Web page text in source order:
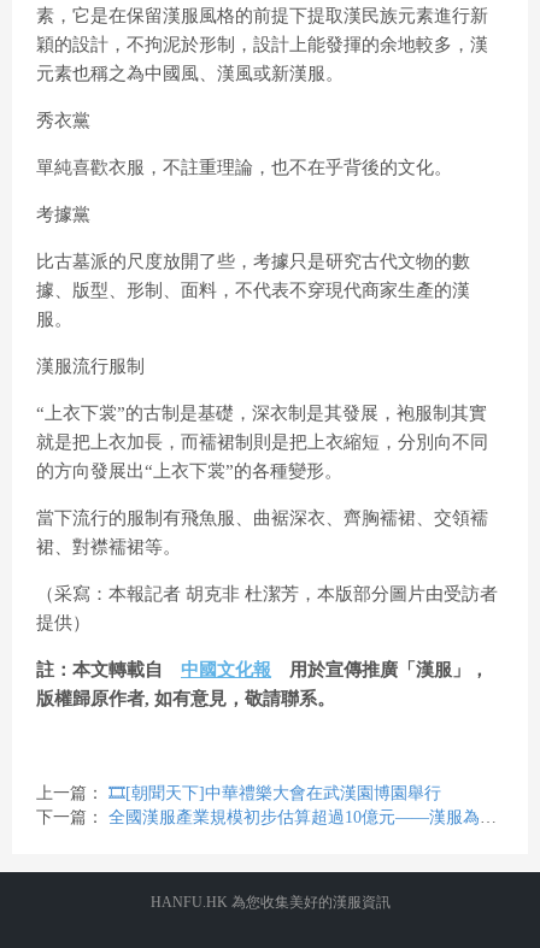
素，它是在保留漢服風格的前提下提取漢民族元素進行新
穎的設計，不拘泥於形制，設計上能發揮的余地較多，漢
元素也稱之為中國風、漢風或新漢服。
秀衣黨
單純喜歡衣服，不註重理論，也不在乎背後的文化。
考據黨
比古墓派的尺度放開了些，考據只是研究古代文物的數
據、版型、形制、面料，不代表不穿現代商家生產的漢
服。
漢服流行服制
“上衣下裳”的古制是基礎，深衣制是其發展，袍服制其實
就是把上衣加長，而襦裙制則是把上衣縮短，分別向不同
的方向發展出“上衣下裳”的各種變形。
當下流行的服制有飛魚服、曲裾深衣、齊胸襦裙、交領襦
裙、對襟襦裙等。
（采寫：本報記者 胡克非 杜潔芳，本版部分圖片由受訪者
提供）
註：本文轉載自 中國文化報 用於宣傳推廣「漢服」，
版權歸原作者, 如有意見，敬請聯系。
上一篇： 🎞️[朝聞天下]中華禮樂大會在武漢園博園舉行
下一篇： 全國漢服產業規模初步估算超過10億元——漢服為啥越來越火？
HANFU.HK 為您收集美好的漢服資訊